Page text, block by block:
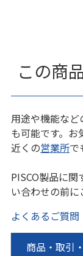
この商
用途や機能な
も可能です。お
近くの営業所で
PISCO製品に
い合わせの前に
よくあるご質問
商品・取引